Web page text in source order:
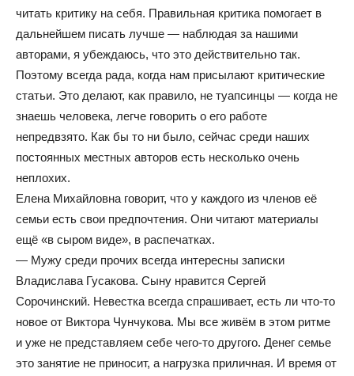
читать критику на себя. Правильная критика помогает в
дальнейшем писать лучше — наблюдая за нашими
авторами, я убеждаюсь, что это действительно так.
Поэтому всегда рада, когда нам присылают критические
статьи. Это делают, как правило, не туапсинцы — когда не
знаешь человека, легче говорить о его работе
непредвзято. Как бы то ни было, сейчас среди наших
постоянных местных авторов есть несколько очень
неплохих.
Елена Михайловна говорит, что у каждого из членов её
семьи есть свои предпочтения. Они читают материалы
ещё «в сыром виде», в распечатках.
— Мужу среди прочих всегда интересны записки
Владислава Гусакова. Сыну нравится Сергей
Сорочинский. Невестка всегда спрашивает, есть ли что-то
новое от Виктора Чунчукова. Мы все живём в этом ритме
и уже не представляем себе чего-то другого. Денег семье
это занятие не приносит, а нагрузка приличная. И время от